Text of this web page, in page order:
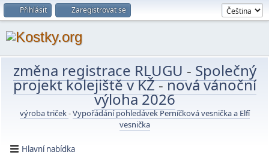
Přihlásit Zaregistrovat se
změna registrace RLUGU - Společný
projekt kolejiště v KŽ-nová vánoční
výloha 2026
výroba triček-Vypořádání pohledávek Perníčková vesnička a Elfí
vesnička
Hlavní nabídka